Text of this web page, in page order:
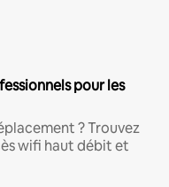
pour les
? Trouvez
wifi haut débit et